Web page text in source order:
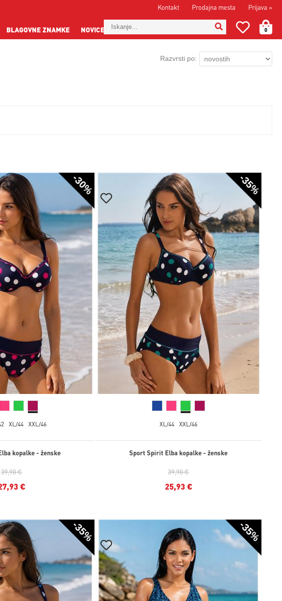
Prijava »
Kontakt Prodajna mesta
0
BLAGOVNE ZNAMKE NOVICE
Razvrsti po:
-30%
XL/44 XXL/46
kopalke - ženske
39,90 €
€
-35%
XL/44 XXL/46
Sport Spirit Elba kopalke - ženske
39,90 €
25,93 €
-35% -35%